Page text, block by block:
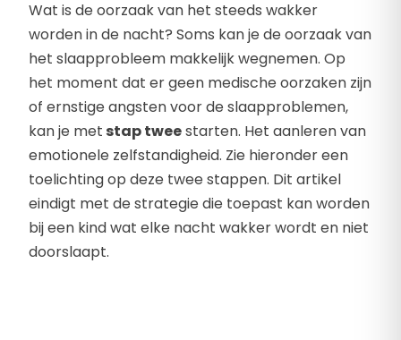
Wat is de oorzaak van het steeds wakker
worden in de nacht? Soms kan je de oorzaak van
het slaapprobleem makkelijk wegnemen. Op
het moment dat er geen medische oorzaken zijn
of ernstige angsten voor de slaapproblemen,
kan je met stap tweestarten. Het aanleren van
emotionele zelfstandigheid. Zie hieronder een
toelichting op deze twee stappen. Dit artikel
eindigt met de strategie die toepast kan worden
bij een kind wat elke nacht wakker wordt en niet
doorslaapt.